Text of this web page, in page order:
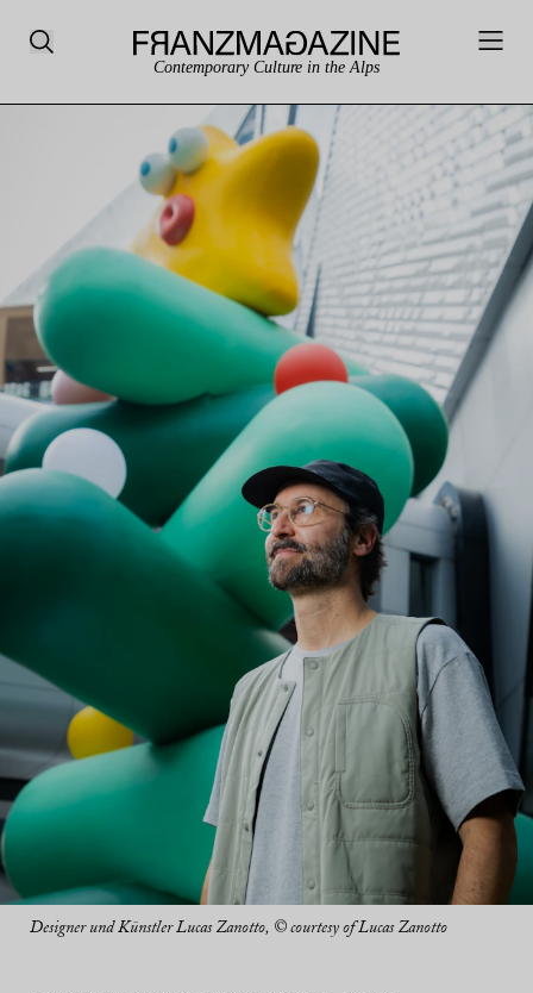
Contemporary Culture in the Alps
Designer und Künstler Lucas Zanotto, © courtesy of Lucas Zanotto